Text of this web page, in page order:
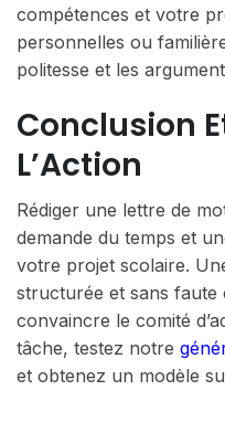
compétences et votre
personnelles ou
politesse et les
Conclusion
L’Action
Rédiger une lettre de
demande du temps et
votre projet scolaire.
structurée et sans
convaincre le comité
tâche, testez notre
et obtenez un modèle